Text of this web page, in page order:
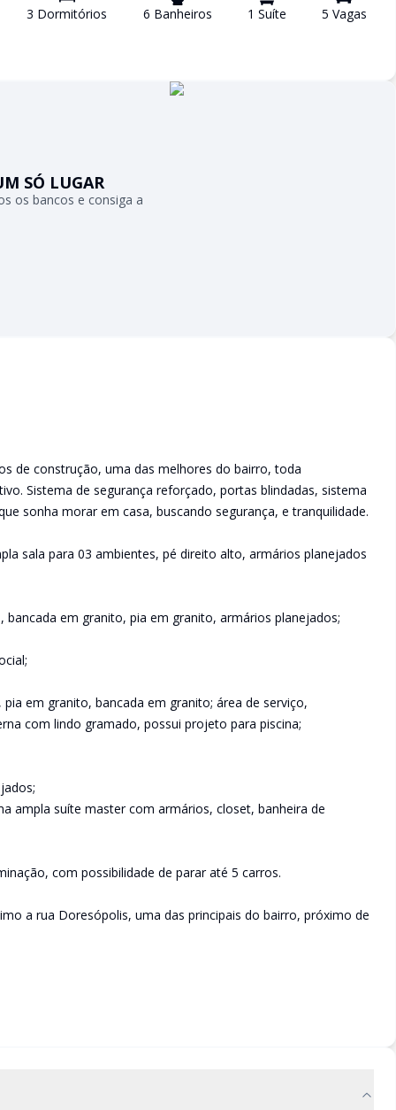
3 Dormitórios 6 Banheiros 1 Suíte 5 Vagas
SÓ LUGAR
os bancos e consiga a
de construção, uma das melhores do bairro, toda
Sistema de segurança reforçado, portas blindadas, sistema
sonha morar em casa, buscando segurança, e tranquilidade.
sala para 03 ambientes, pé direito alto, armários planejados
em granito, pia em granito, armários planejados;
em granito, bancada em granito; área de serviço,
com lindo gramado, possui projeto para piscina;
ampla suíte master com armários, closet, banheira de
com possibilidade de parar até 5 carros.
a rua Doresópolis, uma das principais do bairro, próximo de